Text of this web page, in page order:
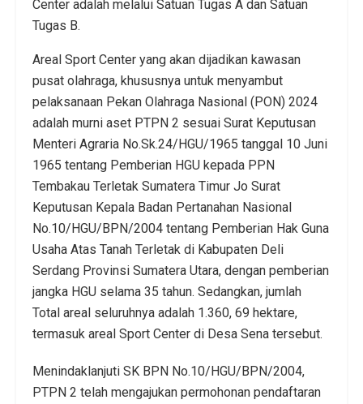
Center adalah melalui Satuan Tugas A dan Satuan
Tugas B.
Areal Sport Center yang akan dijadikan kawasan
pusat olahraga, khususnya untuk menyambut
pelaksanaan Pekan Olahraga Nasional (PON) 2024
adalah murni aset PTPN 2 sesuai Surat Keputusan
Menteri Agraria No.Sk.24/HGU/1965 tanggal 10 Juni
1965 tentang Pemberian HGU kepada PPN
Tembakau Terletak Sumatera Timur Jo Surat
Keputusan Kepala Badan Pertanahan Nasional
No.10/HGU/BPN/2004 tentang Pemberian Hak Guna
Usaha Atas Tanah Terletak di Kabupaten Deli
Serdang Provinsi Sumatera Utara, dengan pemberian
jangka HGU selama 35 tahun. Sedangkan, jumlah
Total areal seluruhnya adalah 1.360, 69 hektare,
termasuk areal Sport Center di Desa Sena tersebut.
Menindaklanjuti SK BPN No.10/HGU/BPN/2004,
PTPN 2 telah mengajukan permohonan pendaftaran